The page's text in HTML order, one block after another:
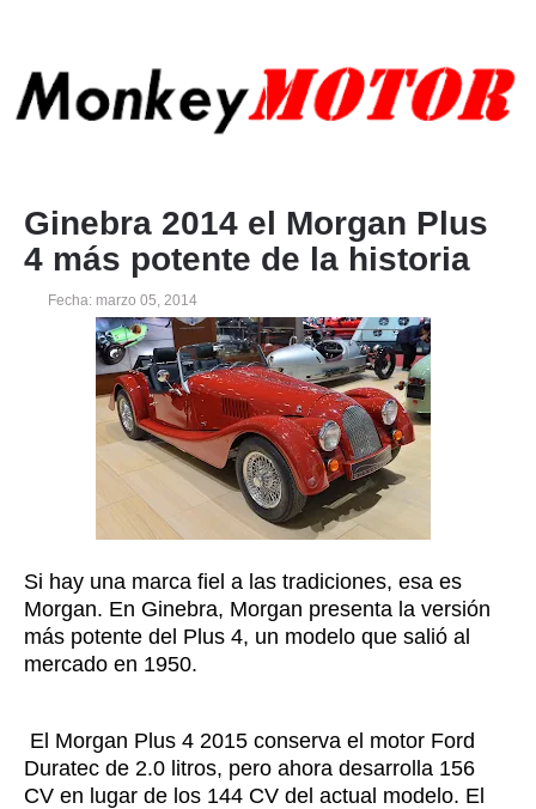
Ginebra 2014 el Morgan Plus
4 más potente de la historia
Fecha: marzo 05, 2014
Si hay una marca fiel a las tradiciones, esa es
Morgan. En Ginebra, Morgan presenta la versión
más potente del Plus 4, un modelo que salió al
mercado en 1950.
El Morgan Plus 4 2015 conserva el motor Ford
Duratec de 2.0 litros, pero ahora desarrolla 156
CV en lugar de los 144 CV del actual modelo. El